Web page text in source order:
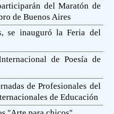
del Maratón de
de Buenos Aires
se inauguró la Feria del
de Poesía de
de Profesionales del
de Educación